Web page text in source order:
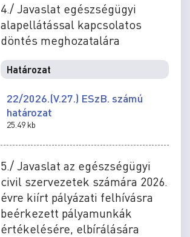
4./ Javaslat egészségügyi
alapellátással kapcsolatos
döntés meghozatalára
Határozat
22/2026.(V.27.) ESzB. számú
határozat
25.49 kb
5./ Javaslat az egészségügyi
civil szervezetek számára 2026.
évre kiírt pályázati felhívásra
beérkezett pályamunkák
értékelésére, elbírálására